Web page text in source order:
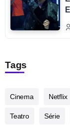
Tags
Cinema Netflix
Teatro Série